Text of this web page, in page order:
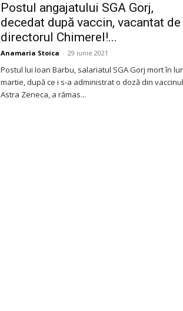
Postul angajatului SGA Gorj,
decedat după vaccin, vacantat de
directorul Chimerel!...
Anamaria Stoica - 29 iunie 2021
Postul lui Ioan Barbu, salariatul SGA Gorj mort în
martie, după ce i s-a administrat o doză din vaccinul
Astra Zeneca, a rămas...